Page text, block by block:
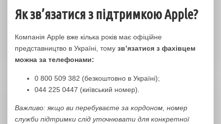
Як зв’язатися з підтримкою Apple?
Компанія Apple вже кілька років має офіційне
представництво в Україні, тому зв’язатися з фахівцем
можна за телефонами:
0 800 509 382 (безкоштовно в Україні);
044 225 0447 (київський номер).
Важливо: якщо ви перебуваєте за кордоном, номер
служби підтримки слід уточнювати для конкретної